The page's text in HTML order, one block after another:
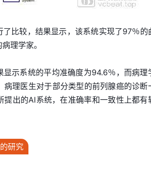
比较，结果显示，该系统实现了97％的
理学家。
示系统的平均准确度为94.6％，而病理
理医生对于部分类型的前列腺癌的诊断
出的AI系统，在准确率和一致性上都有
研究